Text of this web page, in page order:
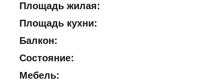
Площадь жилая:
Площадь кухни:
Балкон:
Состояние:
Мебель: